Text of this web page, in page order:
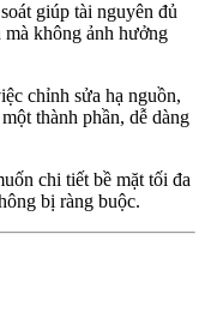
giúp tài nguyên đủ
mà không ảnh hưởng
chỉnh sửa hạ nguồn,
thành phần, dễ dàng
chi tiết bề mặt tối đa
bị ràng buộc.